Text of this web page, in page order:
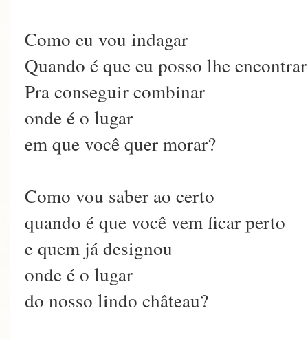
Como eu vou indagar
Quando é que eu posso lhe encontrar
Pra conseguir combinar
onde é o lugar
em que você quer morar?
Como vou saber ao certo
quando é que você vem ficar perto
e quem já designou
onde é o lugar
do nosso lindo château?